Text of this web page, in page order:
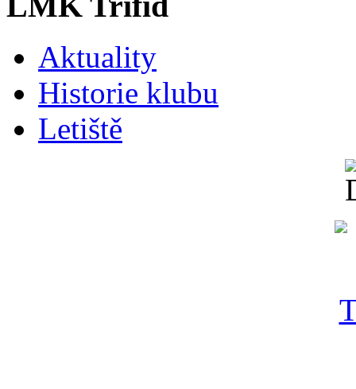
Aktuality
Historie klubu
Letiště